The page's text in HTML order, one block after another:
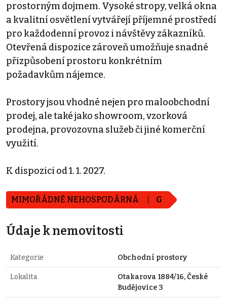
prostorným dojmem. Vysoké stropy, velká okna
a kvalitní osvětlení vytvářejí příjemné prostředí
pro každodenní provoz i návštěvy zákazníků.
Otevřená dispozice zároveň umožňuje snadné
přizpůsobení prostoru konkrétním
požadavkům nájemce.
Prostory jsou vhodné nejen pro maloobchodní
prodej, ale také jako showroom, vzorková
prodejna, provozovna služeb či jiné komerční
využití.
K dispozici od 1. 1. 2027.
MIMOŘÁDNĚ NEHOSPODÁRNÁ G
Údaje k nemovitosti
Kategorie Obchodní prostory
Lokalita
Otakarova 1884/16, České
Budějovice 3